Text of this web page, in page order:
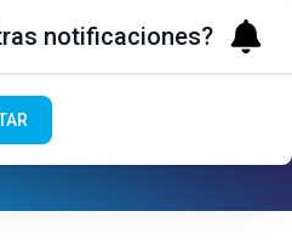
notificaciones?